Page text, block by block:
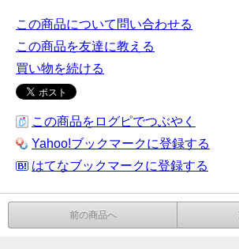
この商品について問い合わせる
この商品を友達に教える
買い物を続ける
この商品をログピでつぶやく
Yahoo!ブックマークに登録する
はてなブックマークに登録する
前の商品へ